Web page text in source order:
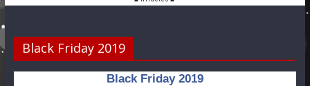
Black Friday 2019